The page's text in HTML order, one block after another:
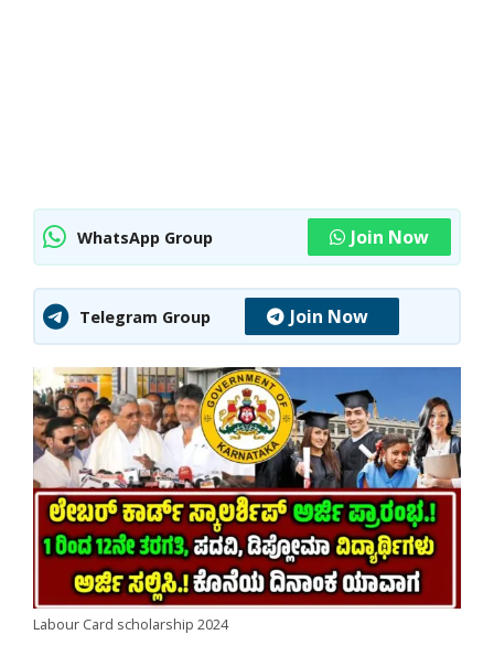
WhatsApp Group Join Now
Telegram Group Join Now
Labour Card scholarship 2024